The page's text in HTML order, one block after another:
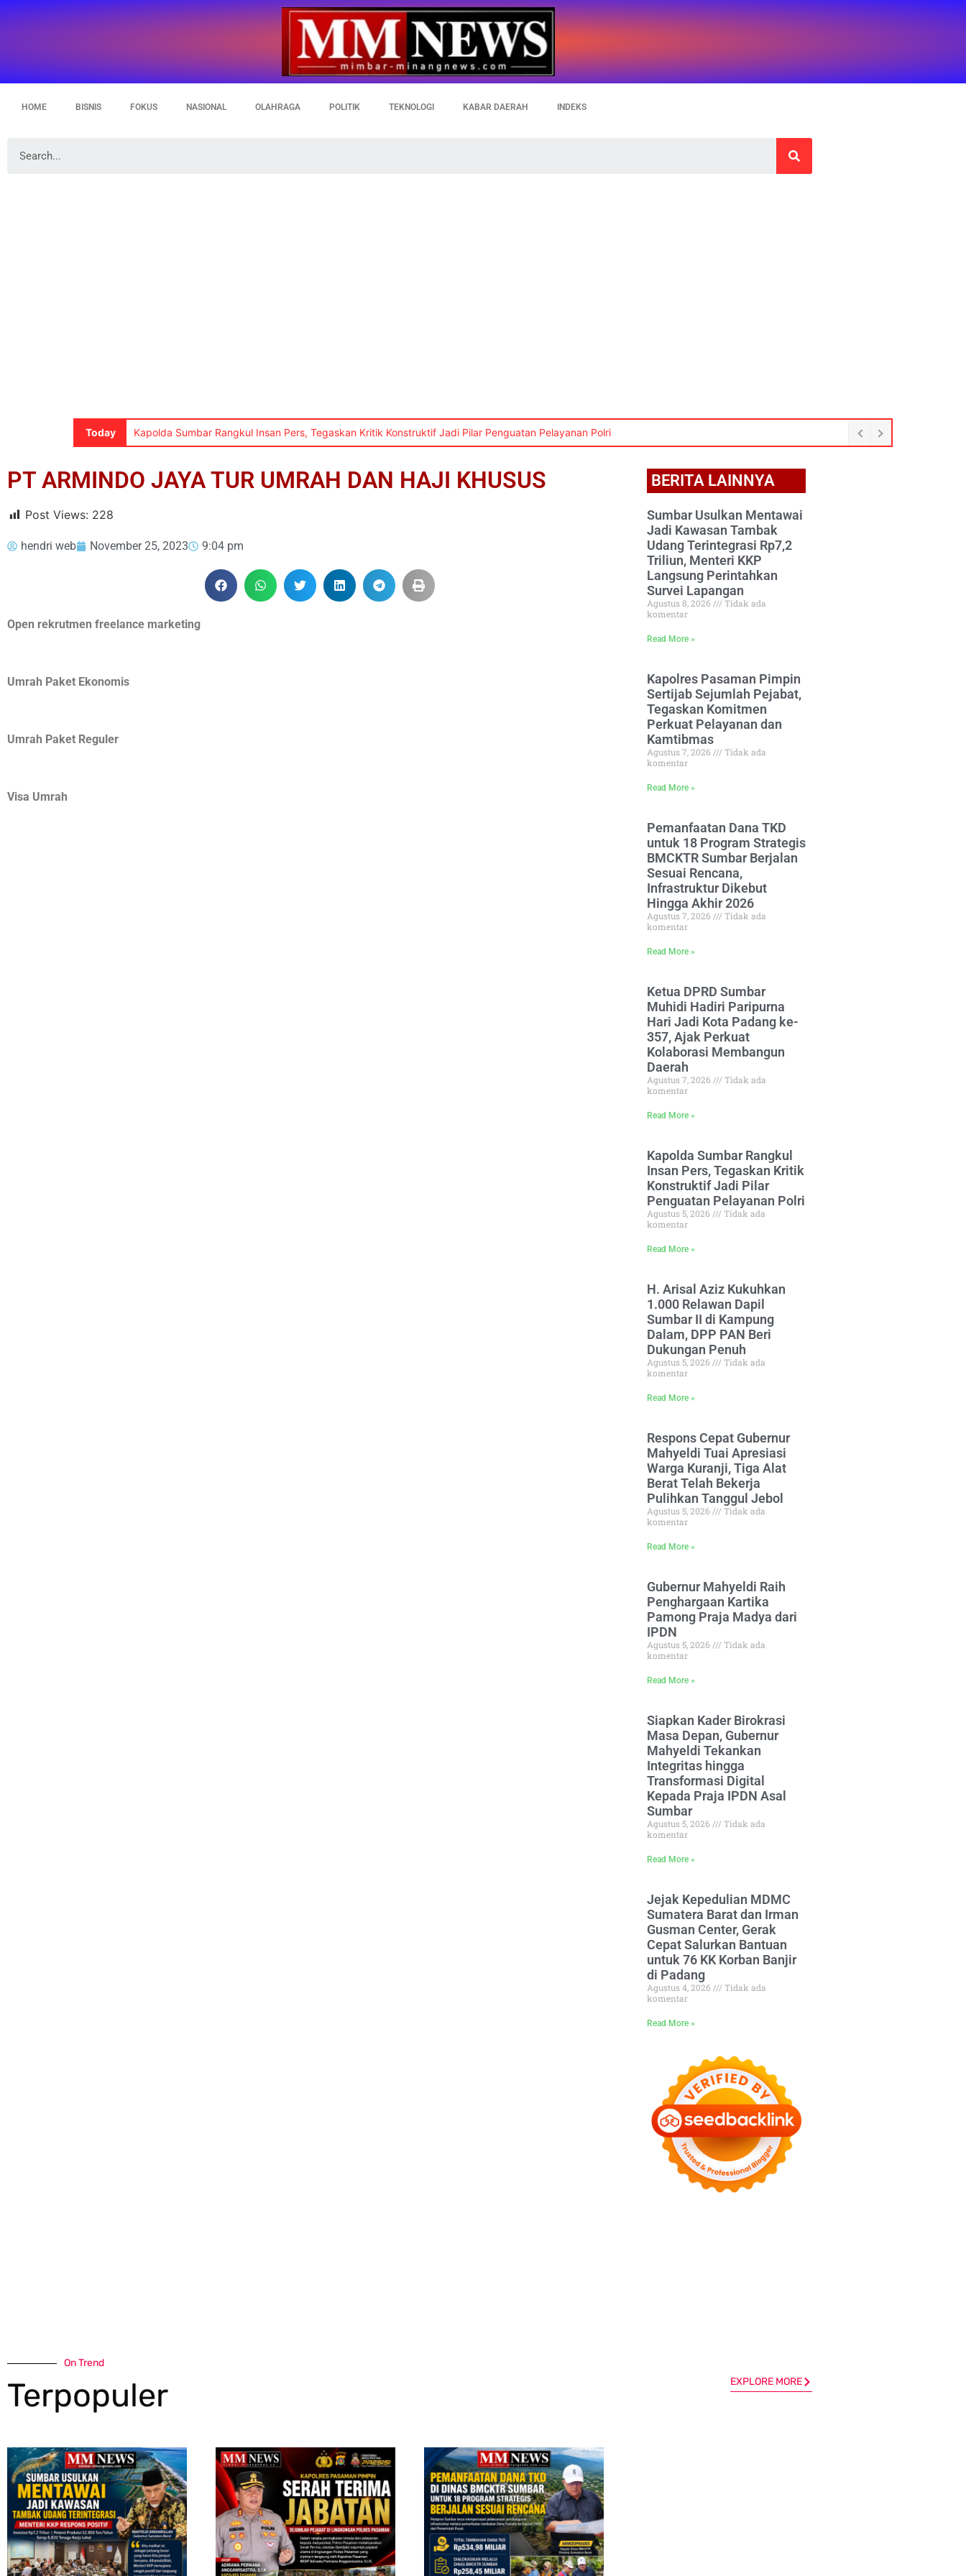
HOME BISNIS FOKUS NASIONAL OLAHRAGA POLITIK TEKNOLOGI KABAR DAERAH INDEKS
Today Kapolda Sumbar Rangkul Insan Pers, Tegaskan Kritik Konstruktif Jadi Pilar Penguatan Pelayanan Polri
PT ARMINDO JAYA TUR UMRAH DAN HAJI KHUSUS
Post Views: 228
hendri web November 25, 2023 9:04 pm
Open rekrutmen freelance marketing
Umrah Paket Ekonomis
Umrah Paket Reguler
Visa Umrah
BERITA LAINNYA
Sumbar Usulkan Mentawai
Jadi Kawasan Tambak
Udang Terintegrasi Rp7,2
Triliun, Menteri KKP
Langsung Perintahkan
Survei Lapangan
Agustus 8, 2026
Tidak ada
komentar
Read More »
Kapolres Pasaman Pimpin
Sertijab Sejumlah Pejabat,
Tegaskan Komitmen
Perkuat Pelayanan dan
Kamtibmas
Agustus 7, 2026
Tidak ada
komentar
Read More »
Pemanfaatan Dana TKD
untuk 18 Program Strategis
BMCKTR Sumbar Berjalan
Sesuai Rencana,
Infrastruktur Dikebut
Hingga Akhir 2026
Agustus 7, 2026
Tidak ada
komentar
Read More »
Ketua DPRD Sumbar
Muhidi Hadiri Paripurna
Hari Jadi Kota Padang ke-
357, Ajak Perkuat
Kolaborasi Membangun
Daerah
Agustus 7, 2026
Tidak ada
komentar
Read More »
Kapolda Sumbar Rangkul
Insan Pers, Tegaskan Kritik
Konstruktif Jadi Pilar
Penguatan Pelayanan Polri
Agustus 5, 2026
Tidak ada
komentar
Read More »
H. Arisal Aziz Kukuhkan
1.000 Relawan Dapil
Sumbar II di Kampung
Dalam, DPP PAN Beri
Dukungan Penuh
Agustus 5, 2026
Tidak ada
komentar
Read More »
Respons Cepat Gubernur
Mahyeldi Tuai Apresiasi
Warga Kuranji, Tiga Alat
Berat Telah Bekerja
Pulihkan Tanggul Jebol
Agustus 5, 2026
Tidak ada
komentar
Read More »
Gubernur Mahyeldi Raih
Penghargaan Kartika
Pamong Praja Madya dari
IPDN
Agustus 5, 2026
Tidak ada
komentar
Read More »
Siapkan Kader Birokrasi
Masa Depan, Gubernur
Mahyeldi Tekankan
Integritas hingga
Transformasi Digital
Kepada Praja IPDN Asal
Sumbar
Agustus 5, 2026
Tidak ada
komentar
Read More »
Jejak Kepedulian MDMC
Sumatera Barat dan Irman
Gusman Center, Gerak
Cepat Salurkan Bantuan
untuk 76 KK Korban Banjir
di Padang
Agustus 4, 2026
Tidak ada
komentar
Read More »
On Trend
Terpopuler EXPLORE MORE